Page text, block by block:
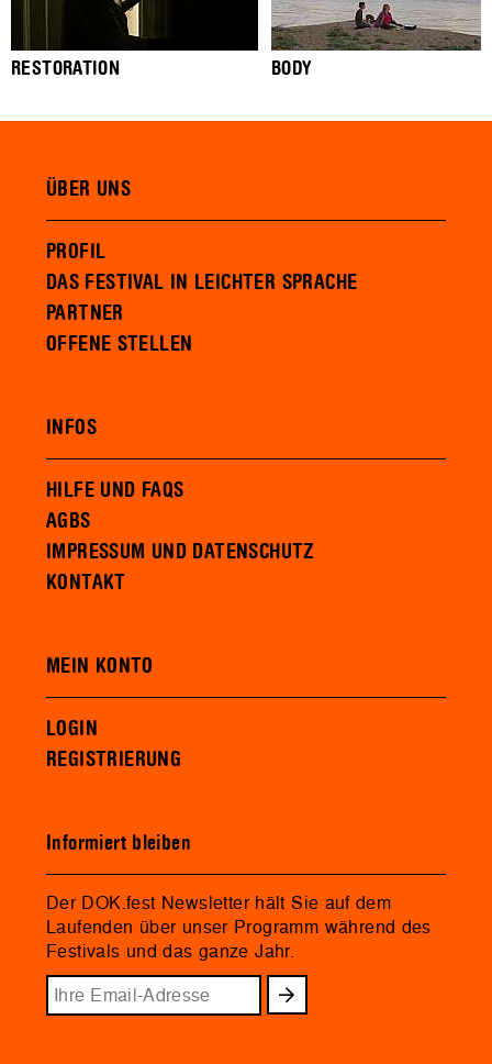
RESTORATION BODY
ÜBER UNS
PROFIL
DAS FESTIVAL IN LEICHTER SPRACHE
PARTNER
OFFENE STELLEN
INFOS
HILFE UND FAQS
AGBS
IMPRESSUM UND DATENSCHUTZ
KONTAKT
MEIN KONTO
LOGIN
REGISTRIERUNG
Informiert bleiben
Der DOK.fest Newsletter hält Sie auf dem
Laufenden über unser Programm während des
Festivals und das ganze Jahr.